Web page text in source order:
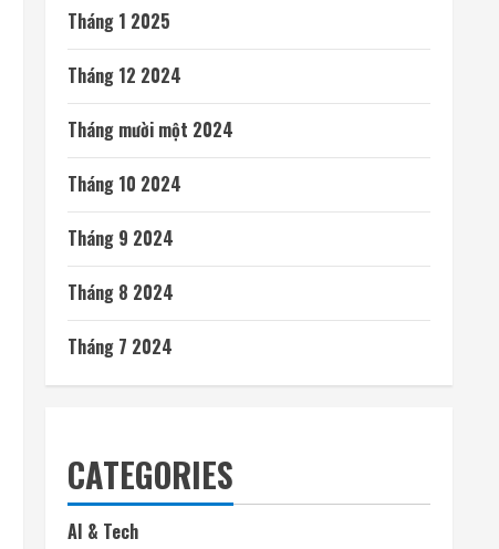
Tháng 1 2025
Tháng 12 2024
Tháng mười một 2024
Tháng 10 2024
Tháng 9 2024
Tháng 8 2024
Tháng 7 2024
CATEGORIES
AI & Tech